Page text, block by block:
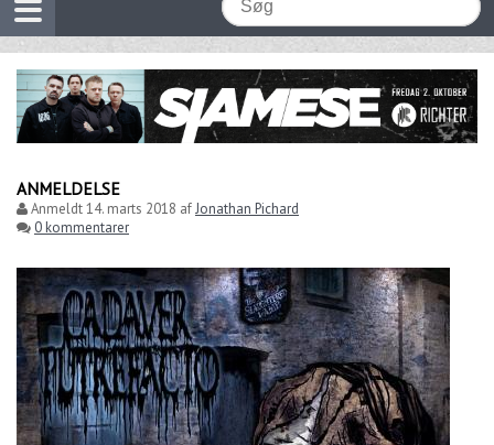
ANMELDELSE
Anmeldt14. marts 2018 afJonathan Pichard
0 kommentarer